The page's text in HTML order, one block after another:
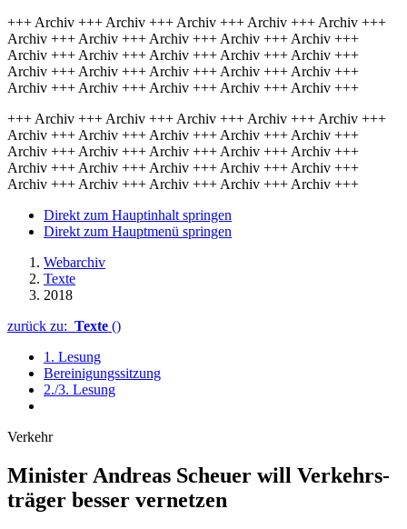
+++ Archiv +++ Archiv +++ Archiv +++ Archiv +++ Archiv +++
Archiv +++ Archiv +++ Archiv +++ Archiv +++ Archiv +++
Archiv +++ Archiv +++ Archiv +++ Archiv +++ Archiv +++
Archiv +++ Archiv +++ Archiv +++ Archiv +++ Archiv +++
Archiv +++ Archiv +++ Archiv +++ Archiv +++ Archiv +++
+++ Archiv +++ Archiv +++ Archiv +++ Archiv +++ Archiv +++
Archiv +++ Archiv +++ Archiv +++ Archiv +++ Archiv +++
Archiv +++ Archiv +++ Archiv +++ Archiv +++ Archiv +++
Archiv +++ Archiv +++ Archiv +++ Archiv +++ Archiv +++
Archiv +++ Archiv +++ Archiv +++ Archiv +++ Archiv +++
Direkt zum Hauptinhalt springen
Direkt zum Hauptmenü springen
Webarchiv
Texte
2018
zurück zu: Texte ()
1. Lesung
Bereinigungssitzung
2./3. Lesung
Verkehr
Minister Andreas Scheuer will Ver­kehrs­
träger bes­ser vernet­zen